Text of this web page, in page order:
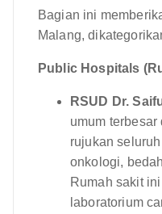
Bagian ini
Malang,
Public Hospitals
RSUD Dr.
umum
rujukan
onkologi,
Rumah sakit
laboratorium